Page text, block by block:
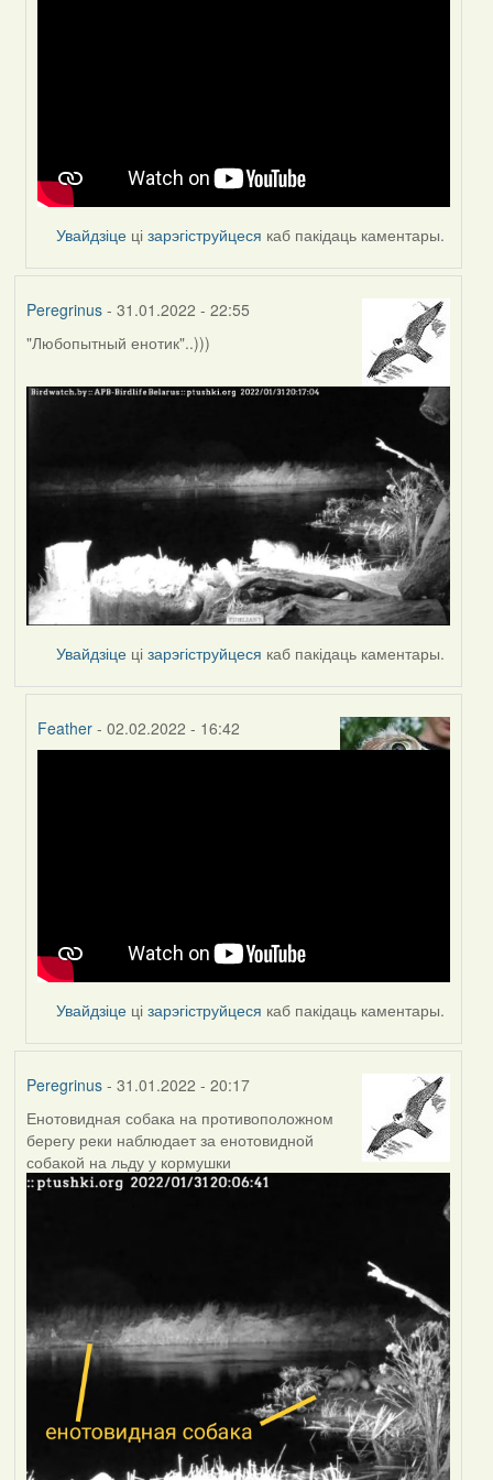
Увайдзіце цізарэгіструйцеся каб пакідаць каментары.
Peregrinus- 31.01.2022 - 22:55
"Любопытный енотик"..)))
Увайдзіце цізарэгіструйцеся каб пакідаць каментары.
Feather - 02.02.2022 - 16:42
Увайдзіце цізарэгіструйцеся каб пакідаць каментары.
Peregrinus- 31.01.2022 - 20:17
Енотовидная собака на противоположном
берегу реки наблюдает за енотовидной
собакой на льду у кормушки